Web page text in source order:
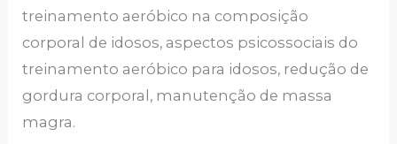
treinamento aeróbico na composição
corporal de idosos, aspectos psicossociais do
treinamento aeróbico para idosos, redução de
gordura corporal, manutenção de massa
magra.